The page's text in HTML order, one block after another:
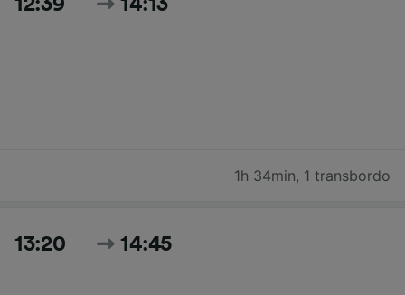
1h 34min, 1 transbordo
13:20 14:45